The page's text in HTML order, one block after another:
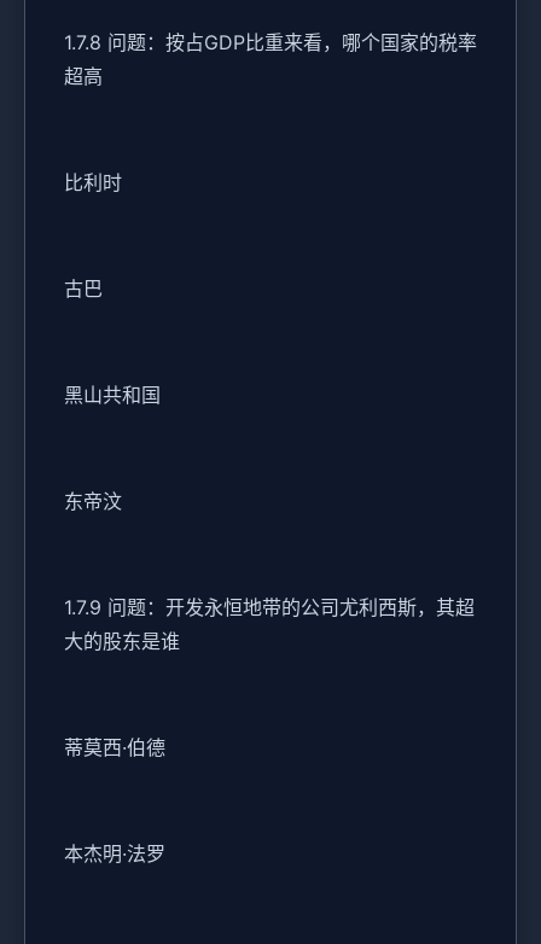
1.7.8 问题：按占GDP比重来看，哪个国家的税率
超高
比利时
古巴
黑山共和国
东帝汶
1.7.9 问题：开发永恒地带的公司尤利西斯，其超
大的股东是谁
蒂莫西·伯德
本杰明·法罗